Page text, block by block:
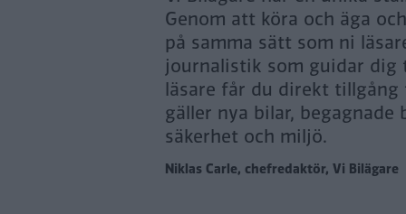
Genom att köra och äga
på samma sätt som ni
journalistik som guidar dig
läsare får du direkt
gäller nya bilar,
säkerhet och miljö.
Niklas Carle, chefredaktör, Vi Bilägare